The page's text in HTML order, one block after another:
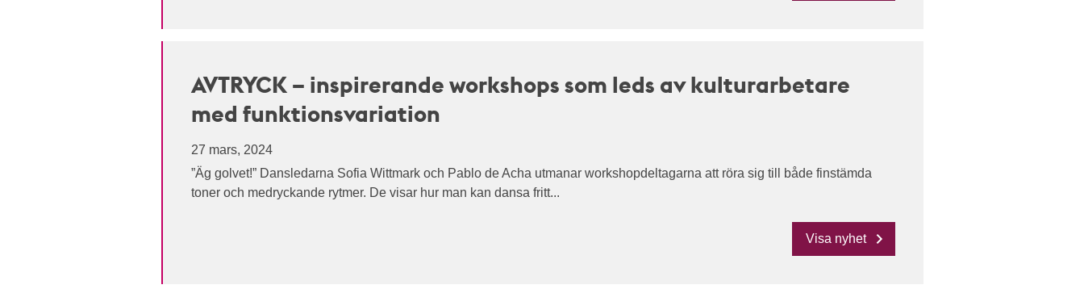
AVTRYCK – inspirerande workshops som leds av kulturarbetare
med funktionsvariation
27 mars, 2024
”Äg golvet!” Dansledarna Sofia Wittmark och Pablo de Acha utmanar workshopdeltagarna att röra sig till både finstämda
toner och medryckande rytmer. De visar hur man kan dansa fritt...
Visa nyhet